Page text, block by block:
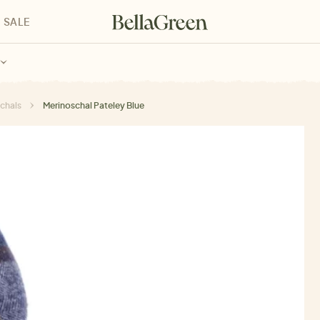
für Kinder
SALE
Merinoschal Pateley Blue